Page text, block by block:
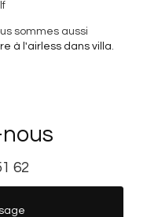
sommes aussi
à l'airless dans villa
62